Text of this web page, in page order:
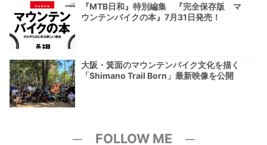
『MTB日和』特別編集 『完全保存版 マ
ウンテンバイクの本』7月31日発売！
大阪・箕面のマウンテンバイク文化を描く
「Shimano Trail Born」最新映像を公開
─ FOLLOW ME ─